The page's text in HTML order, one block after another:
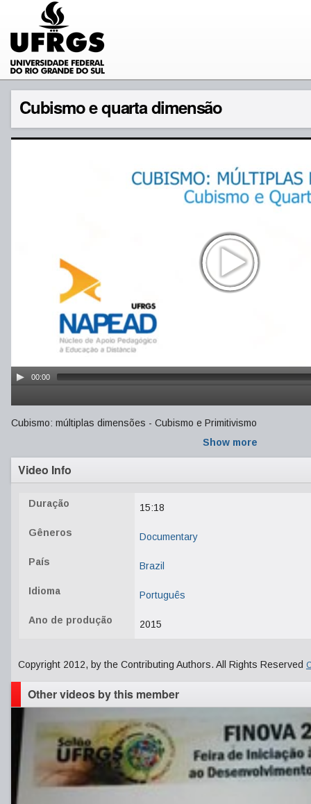
Cubismo e quarta dimensão
00:00
Cubismo: múltiplas dimensões - Cubismo e Primitivismo
Show more
Video Info
Duração 15:18
Gêneros Documentary
País Brazil
Idioma Português
Ano de produção 2015
Copyright 2012, by the Contributing Authors. All Rights Reserved
Other videos by this member